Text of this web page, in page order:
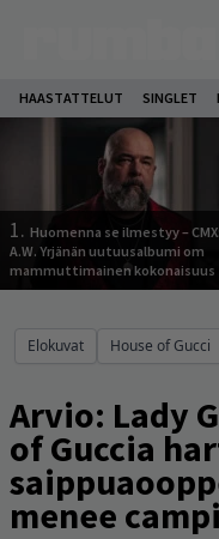
HAASTATTELUT SINGLET
1. Huomenna se ilmestyy –
A.W. Yrjänän uutuusalbumi om
mammuttimainen kokonaisuus
Elokuvat House of Gucci
Arvio: Lady
of Guccia
menee